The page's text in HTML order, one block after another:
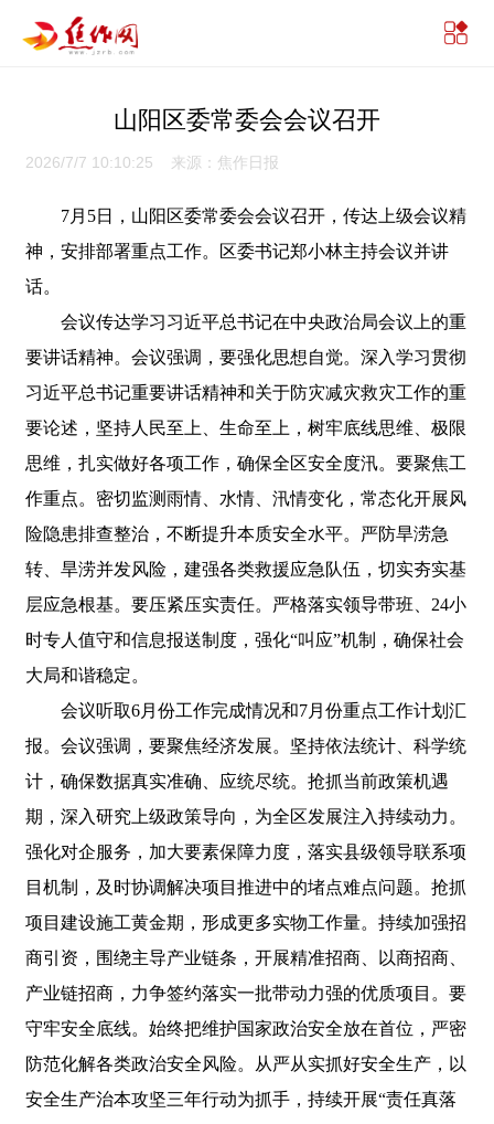
山阳区委常委会会议召开
2026/7/7 10:10:25 来源：焦作日报
7月5日，山阳区委常委会会议召开，传达上级会议精
神，安排部署重点工作。区委书记郑小林主持会议并讲
话。
会议传达学习习近平总书记在中央政治局会议上的重
要讲话精神。会议强调，要强化思想自觉。深入学习贯彻
习近平总书记重要讲话精神和关于防灾减灾救灾工作的重
要论述，坚持人民至上、生命至上，树牢底线思维、极限
思维，扎实做好各项工作，确保全区安全度汛。要聚焦工
作重点。密切监测雨情、水情、汛情变化，常态化开展风
险隐患排查整治，不断提升本质安全水平。严防旱涝急
转、旱涝并发风险，建强各类救援应急队伍，切实夯实基
层应急根基。要压紧压实责任。严格落实领导带班、24小
时专人值守和信息报送制度，强化“叫应”机制，确保社会
大局和谐稳定。
会议听取6月份工作完成情况和7月份重点工作计划汇
报。会议强调，要聚焦经济发展。坚持依法统计、科学统
计，确保数据真实准确、应统尽统。抢抓当前政策机遇
期，深入研究上级政策导向，为全区发展注入持续动力。
强化对企服务，加大要素保障力度，落实县级领导联系项
目机制，及时协调解决项目推进中的堵点难点问题。抢抓
项目建设施工黄金期，形成更多实物工作量。持续加强招
商引资，围绕主导产业链条，开展精准招商、以商招商、
产业链招商，力争签约落实一批带动力强的优质项目。要
守牢安全底线。始终把维护国家政治安全放在首位，严密
防范化解各类政治安全风险。从严从实抓好安全生产，以
安全生产治本攻坚三年行动为抓手，持续开展“责任真落